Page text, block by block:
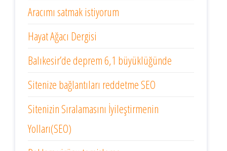
Aracımı satmak istiyorum
Hayat Ağacı Dergisi
Balıkesir’de deprem 6,1 büyüklüğünde
Sitenize bağlantıları reddetme SEO
Sitenizin Sıralamasını İyileştirmenin
Yolları(SEO)